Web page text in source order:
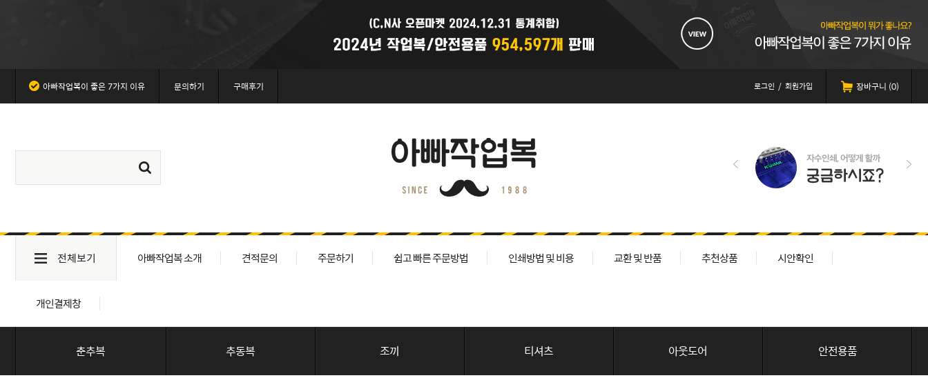
아빠작업복이 좋은 7가지 이유 문의하기 구매후기 로그인 / 회원가입 장바구니 (0)
전체보기 아빠작업복 소개 견적문의 주문하기 쉽고 빠른 주문방법 인쇄방법 및 비용 교환 및 반품 추천상품 시안확인
개인결제창
춘추복 추동복 조끼 티셔츠 아웃도어 안전용품